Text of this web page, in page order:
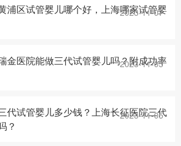
浦区试管婴儿哪个好，上海哪家试管婴
2023-11-07
金医院能做三代试管婴儿吗？附成功率
2023-11-05
代试管婴儿多少钱？上海长征医院三代
？
2023-11-05